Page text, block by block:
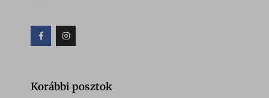
Korábbi posztok